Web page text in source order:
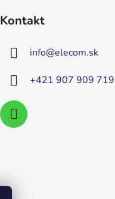
Kontakt
info@elecom.sk
+421 907 909 719